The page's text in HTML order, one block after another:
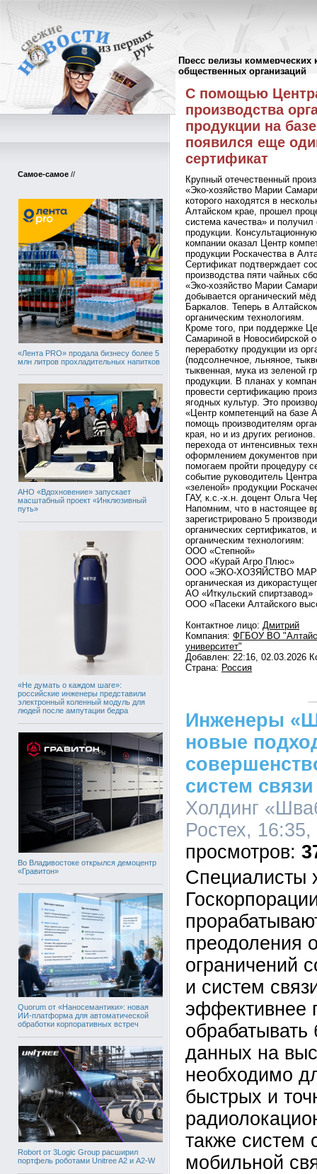
Пресс релизы коммерческих
общественных организаций
Самое-самое //
«Лента PRO» продала бизнесу более 5
млн литров прохладительных напитков
АНО «Вдохновение» запускает
масштабный проект «Инклюзивный
путь»
«Не думать о каждом шаге»:
российские инженеры представили
электронный коленный модуль для
людей после ампутации бедра
Во Владивостоке открылся демоцентр
«Гравитон»
Quorum от «Наносемантики»: новая
ИИ-платформа для автоматической
обработки корпоративных встреч
Robort от 3Logic Group расширил
портфель роботами Unitree A2 и A2-W
Пресс-релизы//
С помощью
производства
продукции на
появился еще
сертификат
Крупный отечественный
«Эко-хозяйство Марии
которого находятся в
Алтайском крае, прошел
система качества» и получил
продукции.
компании оказал Центр
продукции Роскачества в
Сертификат подтверждает
производства пяти чайных
«Эко-хозяйство Марии
добывается органический
Баркалов. Теперь в
органическим технологиям.
Кроме того, при поддержке
Самариной в Новосибирской
переработку продукции из
(подсолнечное, льняное,
тыквенная, мука из зеленой
продукции. В планах у
провести сертификацию
ягодных культур. Это
«Центр компетенций на базе
помощь производителям
края, но и из других
перехода от интенсивных
оформлением документов
помогаем пройти процедуру
событие руководитель
«зеленой» продукции
ГАУ, к.с.-х.н. доцент Ольга
Напомним, что в настоящее
зарегистрировано 5
органических сертификатов,
органическим технологиям:
ООО «Степной»
ООО «Курай Агро Плюс»
ООО «ЭКО-ХОЗЯЙСТВО
органическая из
АО «Иткульский спиртзавод»
ООО «Пасеки Алтайского
Контактное лицо: Дмитрий
Компания: ФГБОУ ВО
университет"
Добавлен: 22:16, 02.03.2026
Страна: Россия
Инженеры
новые
систем
Холдинг
Ростех,
Специалисты
преодоления
ограничений
и систем
эффективнее
данных на
необходимо
быстрых и
также систем
мобильной